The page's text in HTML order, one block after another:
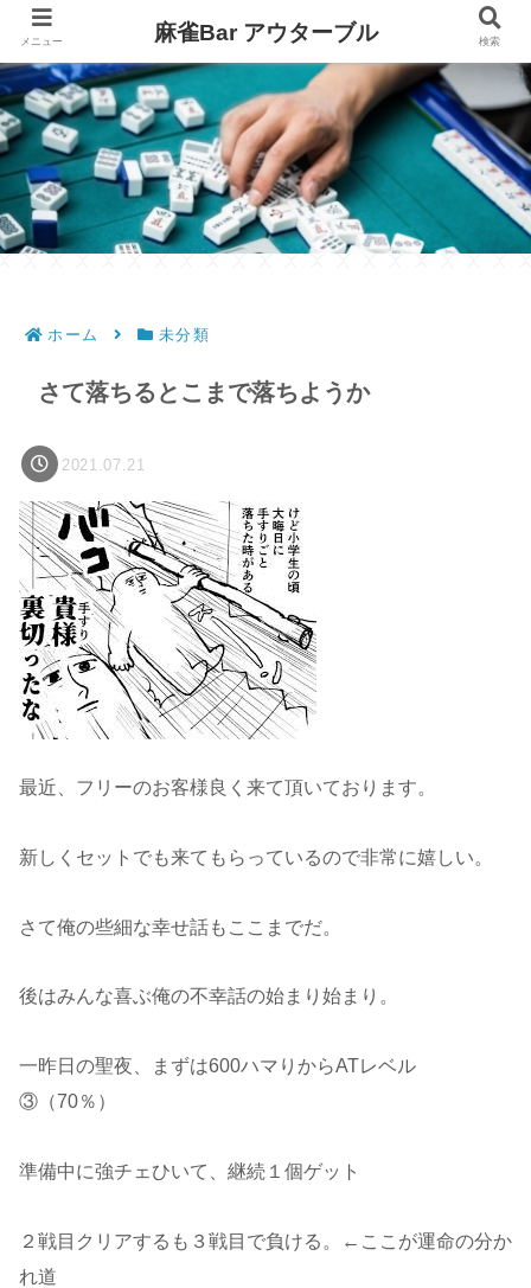
ホーム 未分類
さて落ちるとこまで落ちようか
2021.07.21
最近、フリーのお客様良く来て頂いております。
新しくセットでも来てもらっているので非常に嬉しい。
さて俺の些細な幸せ話もここまでだ。
後はみんな喜ぶ俺の不幸話の始まり始まり。
一昨日の聖夜、まずは600ハマりからATレベル
③（70％）
準備中に強チェひいて、継続１個ゲット
２戦目クリアするも３戦目で負ける。←ここが運命の分か
れ道
メニュー 麻雀Bar アウターブル 検索